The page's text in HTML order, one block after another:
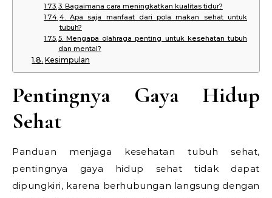
3. Bagaimana cara meningkatkan kualitas tidur?
4. Apa saja manfaat dari pola makan sehat untuk
tubuh?
5. Mengapa olahraga penting untuk kesehatan tubuh
dan mental?
Kesimpulan
Pentingnya Gaya Hidup
Sehat
Panduan menjaga kesehatan tubuh sehat,
pentingnya gaya hidup sehat tidak dapat
dipungkiri, karena berhubungan langsung dengan